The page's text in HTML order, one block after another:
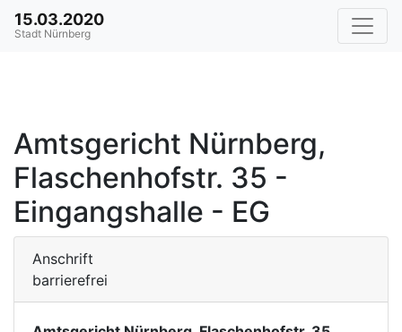
15.03.2020
Stadt Nürnberg
Amtsgericht Nürnberg,
Flaschenhofstr. 35 -
Eingangshalle - EG
Anschrift
barrierefrei